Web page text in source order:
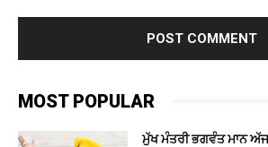
MOST POPULAR
ਮੁੱਖ ਮੰਤਰੀ ਭਗਵੰਤ ਮਾਨ ਅੱਜ